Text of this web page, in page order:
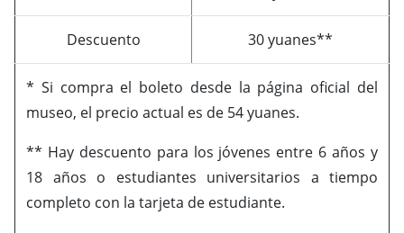
Descuento 30 yuanes**
* Si compra el boleto desde la página oficial del
museo, el precio actual es de 54 yuanes.
** Hay descuento para los jóvenes entre 6 años y
18 años o estudiantes universitarios a tiempo
completo con la tarjeta de estudiante.